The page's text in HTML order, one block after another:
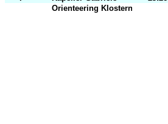
Orienteering Klosterneuburg